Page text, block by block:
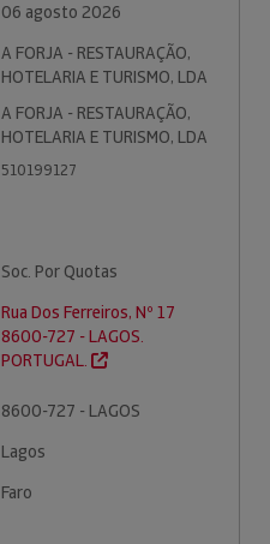
06 agosto 2026
A FORJA - RESTAURAÇÃO,
HOTELARIA E TURISMO, LDA
A FORJA - RESTAURAÇÃO,
HOTELARIA E TURISMO, LDA
510199127
Soc. Por Quotas
Rua Dos Ferreiros, Nº 17
8600-727 - LAGOS.
PORTUGAL.
8600-727 - LAGOS
Lagos
Faro